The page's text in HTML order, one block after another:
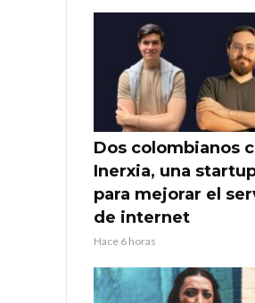
Dos colombianos
Inerxia, una
para mejorar el
de internet
Hace 6 horas